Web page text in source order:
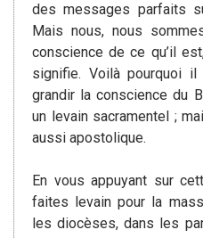
des messages parfaits
Mais nous, nous
conscience de ce qu’il
signifie. Voilà pourquoi
grandir la conscience du
un levain sacramentel ;
aussi apostolique.
En vous appuyant sur
faites levain pour la
les diocèses, dans les